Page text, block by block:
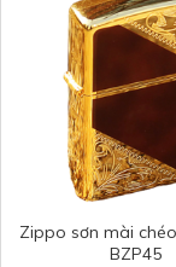
Zippo sơn mài
BZP45